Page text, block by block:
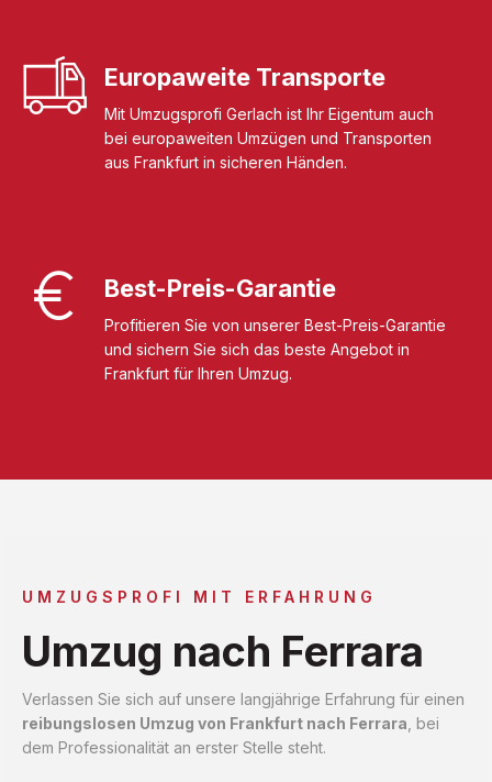
Europaweite Transporte
Mit Umzugsprofi Gerlach ist Ihr Eigentum auch
bei europaweiten Umzügen und Transporten
aus Frankfurt in sicheren Händen.
Best-Preis-Garantie
Profitieren Sie von unserer Best-Preis-Garantie
und sichern Sie sich das beste Angebot in
Frankfurt für Ihren Umzug.
UMZUGSPROFI MIT ERFAHRUNG
Umzug nach Ferrara
Verlassen Sie sich auf unsere langjährige Erfahrung für einen
reibungslosen Umzug von Frankfurt nach Ferrara , bei
dem Professionalität an erster Stelle steht.